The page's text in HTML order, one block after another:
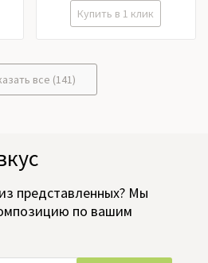
Купить в 1 клик
все (141)
представленных? Мы
по вашим